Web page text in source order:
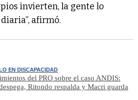
invierten, la gente lo
afirmó.
EN DISCAPACIDAD
del PRO sobre el caso ANDIS:
Ritondo respalda y Macri guarda